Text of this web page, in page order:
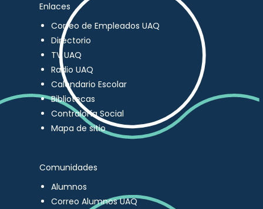
Enlaces
Correo de Empleados UAQ
Directorio
TV UAQ
Radio UAQ
Calendario Escolar
Bibliotecas
Contraloría Social
Mapa de sitio
Comunidades
Alumnos
Correo Alumnos UAQ